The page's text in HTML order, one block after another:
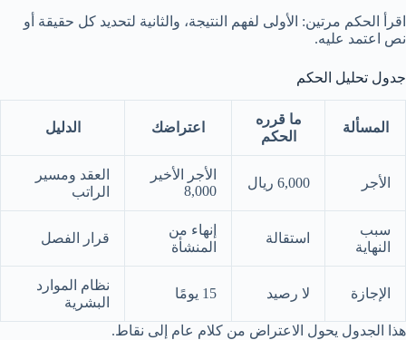
اقرأ الحكم مرتين: الأولى لفهم النتيجة، والثانية لتحديد كل حقيقة أو
نص اعتمد عليه.
جدول تحليل الحكم
المسألة
ما قرره
الحكم
اعتراضك الدليل
الأجر 6,000 ريال
الأجر الأخير
8,000
العقد ومسير
الراتب
سبب
النهاية
استقالة
إنهاء من
المنشأة
قرار الفصل
الإجازة لا رصيد 15 يومًا
نظام الموارد
البشرية
هذا الجدول يحول الاعتراض من كلام عام إلى نقاط.